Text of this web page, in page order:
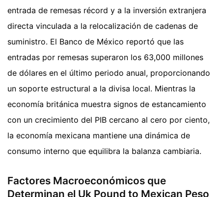
entrada de remesas récord y a la inversión extranjera
directa vinculada a la relocalización de cadenas de
suministro. El Banco de México reportó que las
entradas por remesas superaron los 63,000 millones
de dólares en el último periodo anual, proporcionando
un soporte estructural a la divisa local. Mientras la
economía británica muestra signos de estancamiento
con un crecimiento del PIB cercano al cero por ciento,
la economía mexicana mantiene una dinámica de
consumo interno que equilibra la balanza cambiaria.
Factores Macroeconómicos que
Determinan el Uk Pound to Mexican Peso